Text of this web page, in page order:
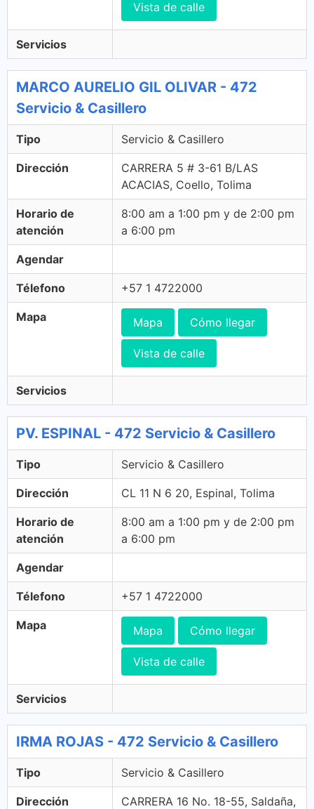
Vista de calle
Servicios
MARCO AURELIO GIL OLIVAR - 472
Servicio & Casillero
Tipo Servicio & Casillero
Dirección
CARRERA 5 # 3-61 B/LAS
ACACIAS, Coello, Tolima
Horario de
atención
8:00 am a 1:00 pm y de 2:00 pm
a 6:00 pm
Agendar
Télefono +57 1 4722000
Mapa Mapa Cómo llegar
Vista de calle
Servicios
PV. ESPINAL - 472 Servicio & Casillero
Tipo Servicio & Casillero
Dirección CL 11 N 6 20, Espinal, Tolima
Horario de
atención
8:00 am a 1:00 pm y de 2:00 pm
a 6:00 pm
Agendar
Télefono +57 1 4722000
Mapa Mapa Cómo llegar
Vista de calle
Servicios
IRMA ROJAS - 472 Servicio & Casillero
Tipo Servicio & Casillero
Dirección
CARRERA 16 No. 18-55, Saldaña,